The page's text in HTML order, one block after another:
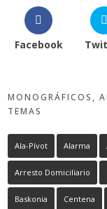
Facebook
MONOGRÁFICOS,
TEMAS
Ala-Pívot Alarma
Arresto Domiciliario
Baskonia Centena